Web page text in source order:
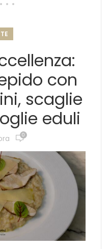
con
scaglie
eduli
0